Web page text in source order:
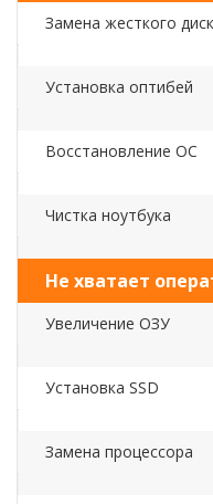
Замена жесткого
Установка оптибей
Восстановление ОС
Чистка ноутбука
Не хватает
Увеличение ОЗУ
Установка SSD
Замена процессора